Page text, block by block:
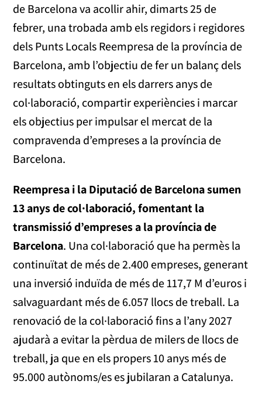
de Barcelona va acollir ahir, dimarts 25 de
febrer, una trobada amb els regidors i regidores
dels Punts Locals Reempresa de la província de
Barcelona, amb l’objectiu de fer un balanç dels
resultats obtinguts en els darrers anys de
col·laboració, compartir experiències i marcar
els objectius per impulsar el mercat de la
compravenda d’empreses a la província de
Barcelona.
Reempresa i la Diputació de Barcelona sumen
13 anys de col·laboració, fomentant la
transmissió d’empreses a la província de
Barcelona. Una col·laboració que ha permès la
continuïtat de més de 2.400 empreses, generant
una inversió induïda de més de 117,7 M d’euros i
salvaguardant més de 6.057 llocs de treball. La
renovació de la col·laboració fins a l’any 2027
ajudarà a evitar la pèrdua de milers de llocs de
treball, ja que en els propers 10 anys més de
95.000 autònoms/es es jubilaran a Catalunya.